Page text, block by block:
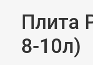
Плита
8-10л)